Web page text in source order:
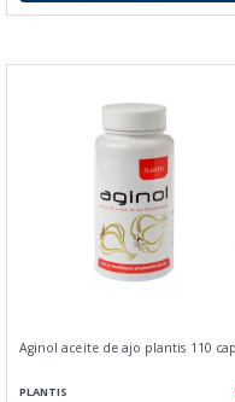
Aginol aceite de ajo plantis 110
PLANTIS